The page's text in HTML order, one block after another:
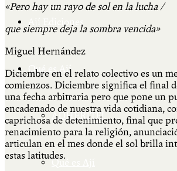
Ají Ediciones
Qué es Ají
ADHERITE!
Qué es Ají
«Pero hay un rayo de sol en la lucha /
que siempre deja la sombra vencida»
Miguel Hernández
Diciembre en el relato colectivo es un
comienzos. Diciembre significa el final
una fecha arbitraria pero que pone un
encadenado de nuestra vida cotidiana,
caprichosa de detenimiento, final que
renacimiento para la religión,
articulan en el mes donde el sol brilla
estas latitudes.